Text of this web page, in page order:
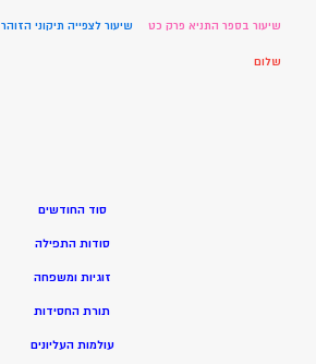
שיעור בספר התניא פרק כט שיעור לצפייה תיקוני הזוהר
שלום
סוד החודשים
סודות התפילה
זוגיות ומשפחה
תורת החסידות
עולמות העליונים